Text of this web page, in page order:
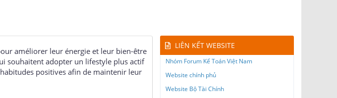
améliorer leur énergie et leur bien-être
souhaitent adopter un lifestyle plus actif
positives afin de maintenir leur
LIÊN KẾT WEBSITE
Nhóm Forum Kế Toán Việt Nam
Website chính phủ
Website Bộ Tài Chính